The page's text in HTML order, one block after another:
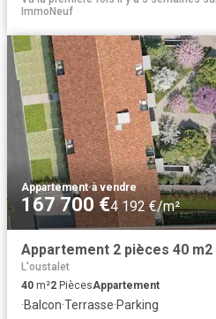
ImmoNeuf
Appartement·à vendre
167 700 €4 192 €/m²
Appartement 2 pièces 40 m2
L'oustalet
40 m²2 PiècesAppartement
·Balcon·Terrasse·Parking